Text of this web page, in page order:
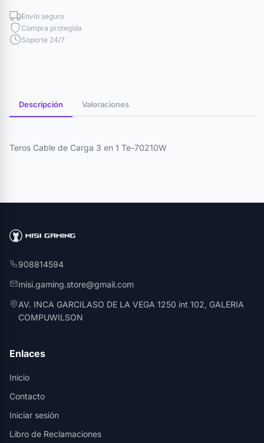
Envío seguro
Compra protegida
Soporte 24/7
Descripción Valoraciones
Teros Cable de Carga 3 en 1 Te-70210W
908814594
misi.gaming.store@gmail.com
AV. INCA GARCILASO DE LA VEGA 1250 int 102, GALERIA
COMPUWILSON
Enlaces
Inicio
Contacto
Iniciar sesión
Libro de Reclamaciones